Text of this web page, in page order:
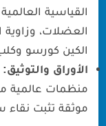
القياسية
العضلات،
الكين كورسو
الأوراق والتوثيق:
موثقة تثبت نقاء